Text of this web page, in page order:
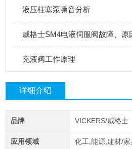
液压柱塞泵噪音分析
威格士SM4电液伺服阀故障、原
充液阀工作原理
详细介绍
品牌 VICKERS/威格士
应用领域 化工,能源,建材/